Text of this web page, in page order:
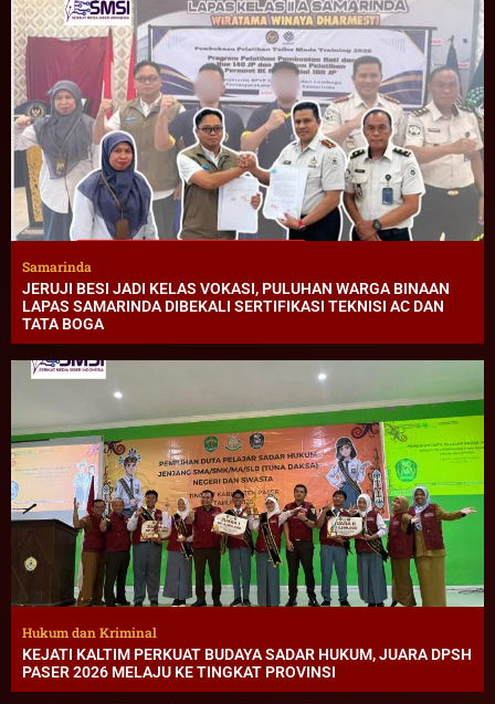
Samarinda
JERUJI BESI JADI KELAS VOKASI, PULUHAN WARGA BINAAN
LAPAS SAMARINDA DIBEKALI SERTIFIKASI TEKNISI AC DAN
TATA BOGA
Hukum dan Kriminal
KEJATI KALTIM PERKUAT BUDAYA SADAR HUKUM, JUARA DPSH
PASER 2026 MELAJU KE TINGKAT PROVINSI